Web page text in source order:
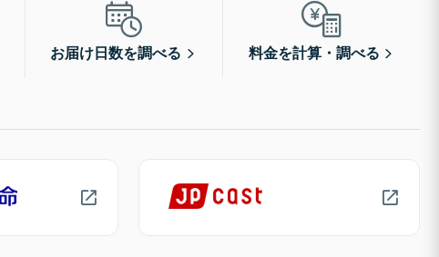
お届け日数を調べる 料金を計算・調べる